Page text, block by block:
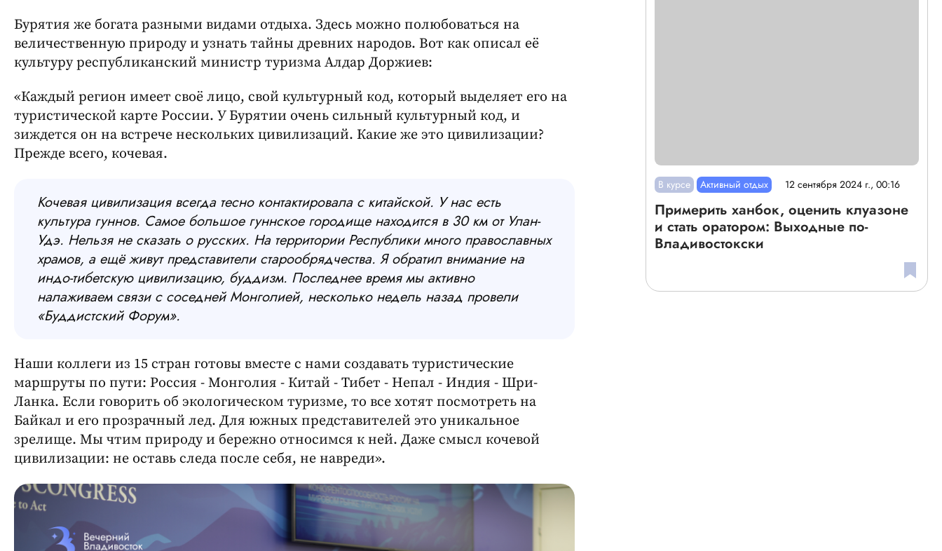
Бурятия же богата разными видами отдыха. Здесь можно полюбоваться на
величественную природу и узнать тайны древних народов. Вот как описал её
культуру республиканский министр туризма Алдар Доржиев:
«Каждый регион имеет своё лицо, свой культурный код, который выделяет его на
туристической карте России. У Бурятии очень сильный культурный код, и
зиждется он на встрече нескольких цивилизаций. Какие же это цивилизации?
Прежде всего, кочевая.
Кочевая цивилизация всегда тесно контактировала с китайской. У нас есть
культура гуннов. Самое большое гуннское городище находится в 30 км от Улан-
Удэ. Нельзя не сказать о русских. На территории Республики много православных
храмов, а ещё живут представители старообрядчества. Я обратил внимание на
индо-тибетскую цивилизацию, буддизм. Последнее время мы активно
налаживаем связи с соседней Монголией, несколько недель назад провели
«Буддистский Форум».
Наши коллеги из 15 стран готовы вместе с нами создавать туристические
маршруты по пути: Россия - Монголия - Китай - Тибет - Непал - Индия - Шри-
Ланка. Если говорить об экологическом туризме, то все хотят посмотреть на
Байкал и его прозрачный лед. Для южных представителей это уникальное
зрелище. Мы чтим природу и бережно относимся к ней. Даже смысл кочевой
цивилизации: не оставь следа после себя, не навреди».
В курсе Активный отдых 12 сентября 2024 г., 00:16
Примерить ханбок, оценить клуазоне
и стать оратором: Выходные по-
Владивостокски